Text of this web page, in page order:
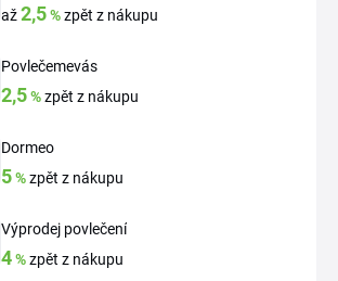
až2,5%zpět z nákupu
Povlečemevás
2,5%zpět z nákupu
Dormeo
5%zpět z nákupu
Výprodej povlečení
4%zpět z nákupu